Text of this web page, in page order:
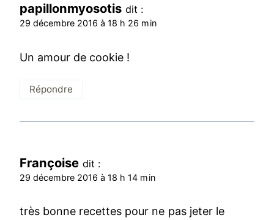
papillonmyosotis dit :
29 décembre 2016 à 18 h 26 min
Un amour de cookie !
Répondre
Françoise dit :
29 décembre 2016 à 18 h 14 min
très bonne recettes pour ne pas jeter le